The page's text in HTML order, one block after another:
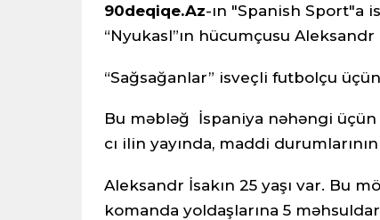
90deqiqe.Az-ın "Spanish Sport"a
“Nyukasl”ın hücumçusu Aleksandr
“Sağsağanlar” isveçli futbolçu
Bu məbləğ İspaniya nəhəngi üçün
cı ilin yayında, maddi
Aleksandr İsakın 25 yaşı var. Bu
komanda yoldaşlarına 5